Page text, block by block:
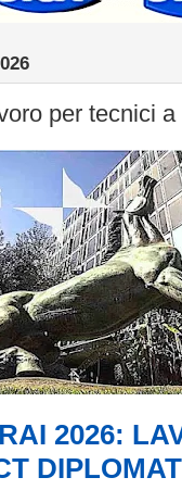
per tecnici
2026: